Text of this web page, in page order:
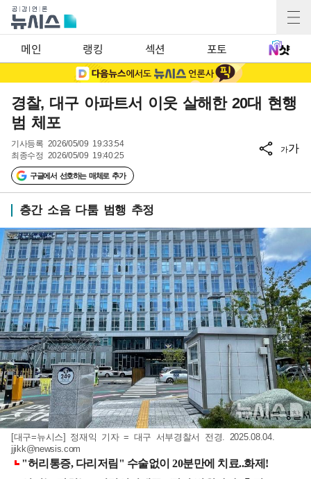
메인 랭킹 섹션 포토
경찰, 대구 아파트서 이웃 살해한 20대 현행
범 체포
기사등록 2026/05/09 19:33:54
최종수정 2026/05/09 19:40:25
구글에서 선호하는 매체로 추가
가가
층간 소음 다툼 범행 추정
[대구=뉴시스] 정재익 기자 = 대구 서부경찰서 전경. 2025.08.04.
jjikk@newsis.com